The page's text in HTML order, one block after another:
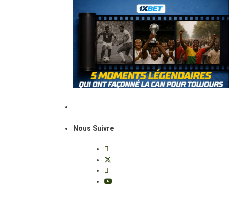
Nous Suivre